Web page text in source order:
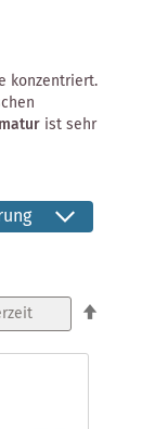
konzentriert.
ist sehr